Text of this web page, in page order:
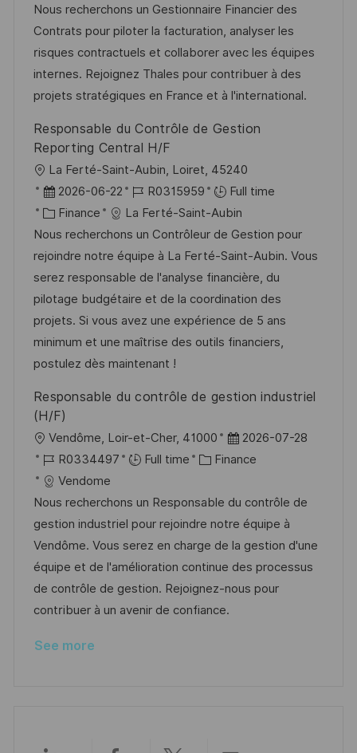
a
t
i
o
n
s
t
e
d
D
t
b
I
d
a
t
e
g
o
y
Nous recherchons un Gestionnaire Financier des
Contrats pour piloter la facturation, analyser les
risques contractuels et collaborer avec les équipes
internes. Rejoignez Thales pour contribuer à des
projets stratégiques en France et à l'international.
Responsable du Contrôle de Gestion
Reporting Central H/F
L
o
c
a
t
i
o
n
La Ferté-Saint-Aubin, Loiret, 45240
P
o
s
t
e
d
D
a
t
2026-06-22
J
o
b
I
d
R0315959
Full time
C
a
t
e
g
o
r
y
Finance
La Ferté-Saint-Aubin
Nous recherchons un Contrôleur de Gestion pour
rejoindre notre équipe à La Ferté-Saint-Aubin. Vous
serez responsable de l'analyse financière, du
pilotage budgétaire et de la coordination des
projets. Si vous avez une expérience de 5 ans
minimum et une maîtrise des outils financiers,
postulez dès maintenant !
Responsable du contrôle de gestion industriel
(H/F)
L
o
c
a
t
i
o
n
Vendôme, Loir-et-Cher, 41000
P
o
t
e
d
D
a
2026-07-28
J
o
b
I
d
R0334497 Full time
C
t
e
g
o
r
y
Finance
Vendome
Nous recherchons un Responsable du contrôle de
gestion industriel pour rejoindre notre équipe à
Vendôme. Vous serez en charge de la gestion d'une
équipe et de l'amélioration continue des processus
de contrôle de gestion. Rejoignez-nous pour
contribuer à un avenir de confiance.
See more